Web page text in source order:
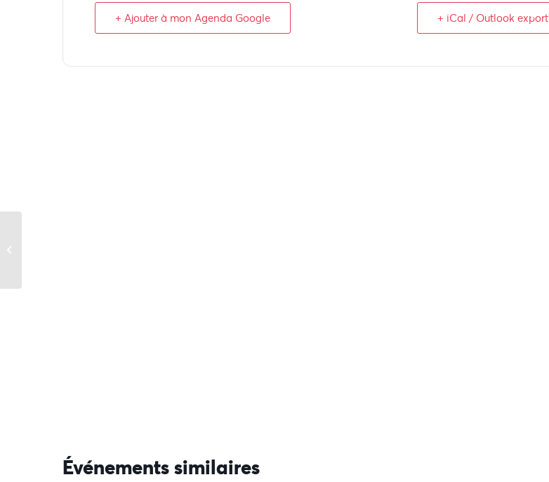
+ Ajouter à mon Agenda Google + iCal / Outlook export
Événements similaires